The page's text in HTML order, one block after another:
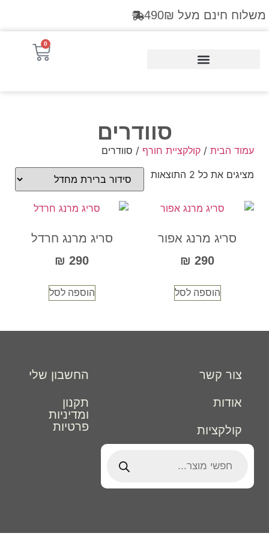
משלוח חינם מעל 490₪
0
סוודרים
עמוד הבית / קולקציית חורף / סוודרים
מציגים את כל ⁦2⁩ התוצאות
סריג מרנג אפור
290
₪
הוספה לסל
סריג מרנג חרדל
290
₪
הוספה לסל
צור קשר
אודות
קולקציות
החשבון שלי
תקנון
ומדיניות
פרטיות